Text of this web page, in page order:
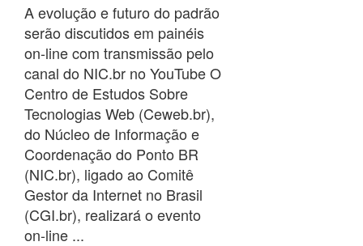
A evolução e futuro do padrão
serão discutidos em painéis
on-line com transmissão pelo
canal do NIC.br no YouTube O
Centro de Estudos Sobre
Tecnologias Web (Ceweb.br),
do Núcleo de Informação e
Coordenação do Ponto BR
(NIC.br), ligado ao Comitê
Gestor da Internet no Brasil
(CGI.br), realizará o evento
on-line ...